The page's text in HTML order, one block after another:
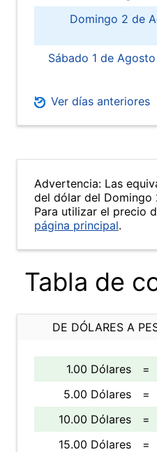
Domingo 2 de
Sábado 1 de
Ver días anteriores
Advertencia: Las
del dólar del
Para utilizar el precio
página principal.
Tabla de
DE DÓLARES A
1.00 Dólares =
5.00 Dólares
=
10.00 Dólares
=
15.00 Dólares
=